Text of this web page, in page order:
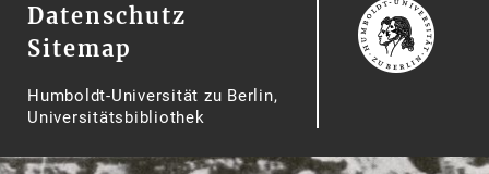
Datenschutz
Sitemap
Humboldt-Universität zu Berlin,
Universitätsbibliothek